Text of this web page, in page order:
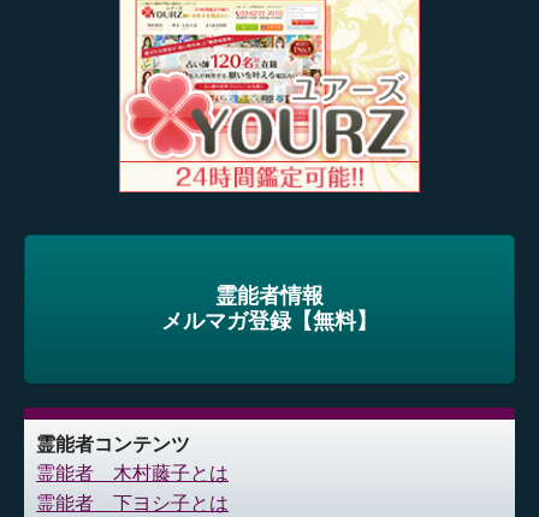
霊能者情報
メルマガ登録【無料】
霊能者コンテンツ
霊能者 木村藤子とは
霊能者 下ヨシ子とは